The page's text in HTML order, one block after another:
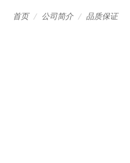
首页 公司简介 品质保证